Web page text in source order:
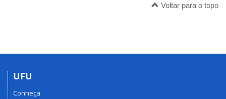
Voltar para o topo
UFU
Conheça